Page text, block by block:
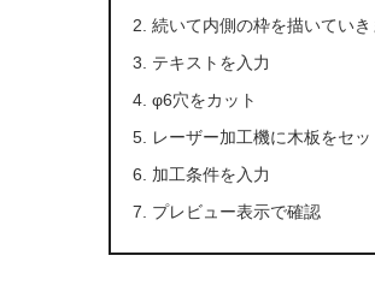
続いて内側の枠を描いていき
テキストを入力
φ6穴をカット
レーザー加工機に木板をセッ
加工条件を入力
プレビュー表示で確認